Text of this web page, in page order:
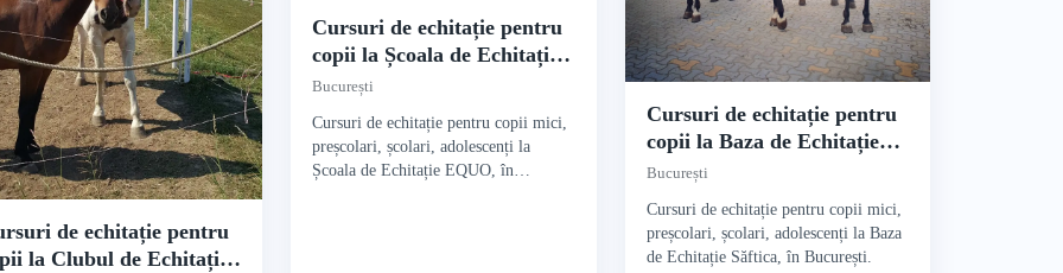
de echitație pentru
la Clubul de Echitație
Cursuri de echitație pentru
copii la Școala de Echitație
EQUO
București
Cursuri de echitație pentru copii mici,
preșcolari, școlari, adolescenți la
Școala de Echitație EQUO, în
Cursuri de echitație pentru
copii la Baza de Echitație
Săftica
București
Cursuri de echitație pentru copii mici,
preșcolari, școlari, adolescenți la Baza
de Echitație Săftica, în București.